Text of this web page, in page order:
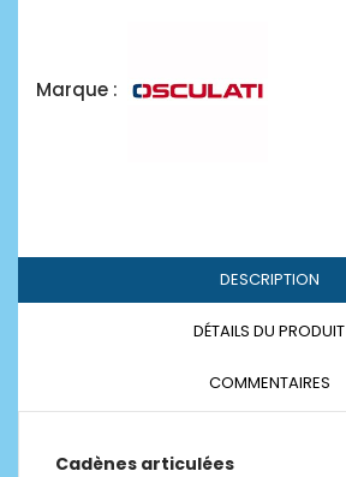
Marque :
DESCRIPTION
DÉTAILS DU PRODUIT
COMMENTAIRES
Cadènes articulées